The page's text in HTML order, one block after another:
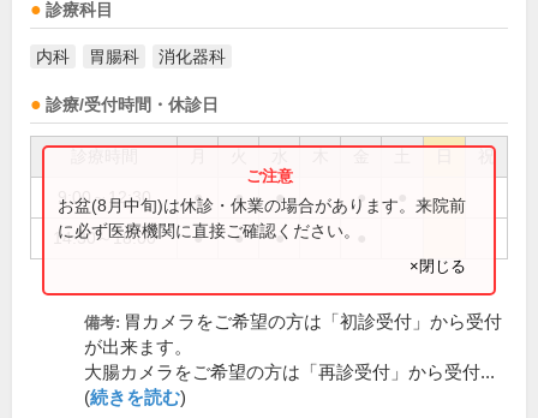
診療科目
内科 胃腸科 消化器科
診療/受付時間・休診日
祝
9:00～12:30 ● ● ● ●
14:30～18:00 ● ● ●
お盆(8月中旬)は休診・休業の場合があります。来院前
に必ず医療機関に直接ご確認ください。
×閉じる
備考: 胃カメラをご希望の方は「初診受付」から受付
が出来ます。
大腸カメラをご希望の方は「再診受付」から受付...
(続きを読む)